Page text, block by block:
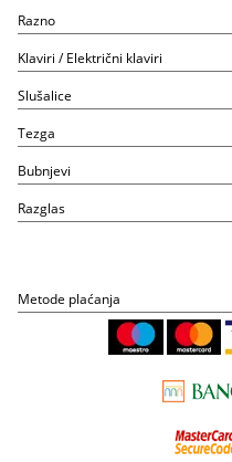
Razno
Klaviri / Električni klaviri
Slušalice
Tezga
Bubnjevi
Razglas
Metode plaćanja